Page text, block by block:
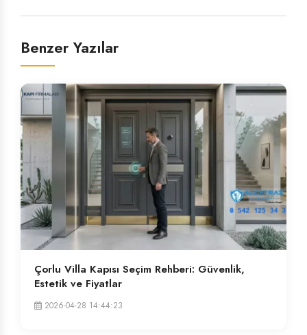
Benzer Yazılar
Çorlu Villa Kapısı Seçim Rehberi: Güvenlik,
Estetik ve Fiyatlar
2026-04-28 14:44:23